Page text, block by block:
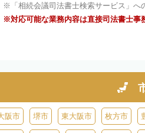
「相続会議司法書士検索サービス」
対応可能な業務内容は直接司法書士事
阪市 堺市 東大阪市 枚方市